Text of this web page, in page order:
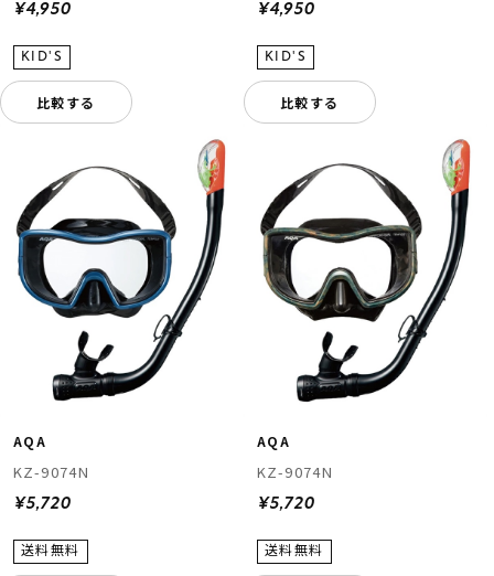
¥4,950
比較する
¥4,950
比較する
AQA
KZ-9074N
¥5,720
AQA
KZ-9074N
¥5,720